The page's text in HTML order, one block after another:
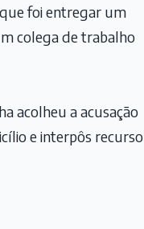
foi entregar um
colega de trabalho
acolheu a acusação
e interpôs recurso